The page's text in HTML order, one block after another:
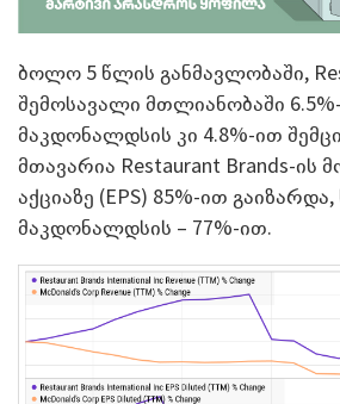
ბოლო 5 წლის განმავლობაში,
შემოსავალი მთლიანობაში
მაკდონალდსის კი 4.8%-ით
მთავარია Restaurant Brands-ის
აქციაზე (EPS) 85%-ით
მაკდონალდსის – 77%-ით.